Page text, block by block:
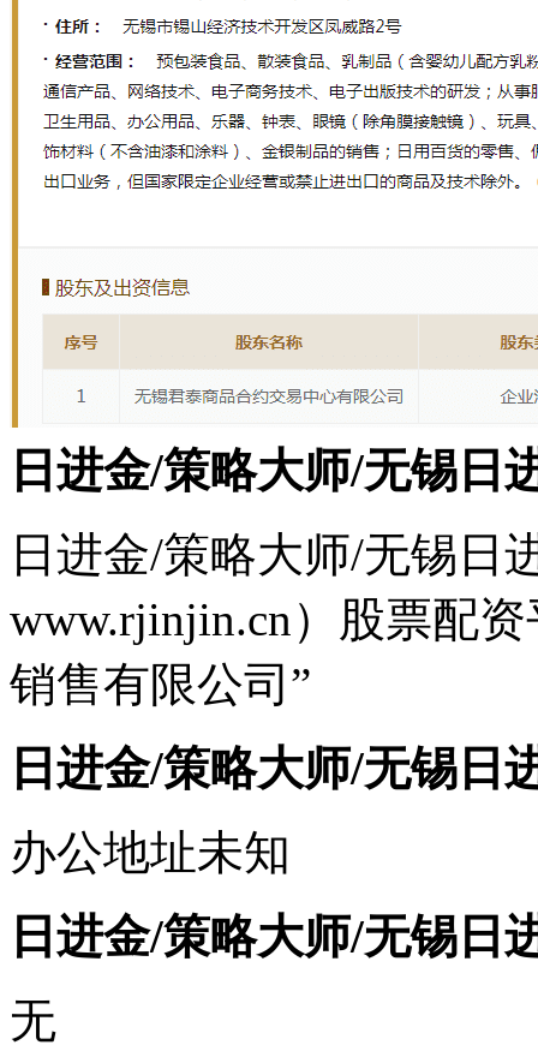
日进金/策略大师/无锡日
日进金/策略大师/无锡日
www.rjinjin.cn）股票配
销售有限公司”
日进金/策略大师/无锡日
办公地址未知
日进金/策略大师/无锡日
无